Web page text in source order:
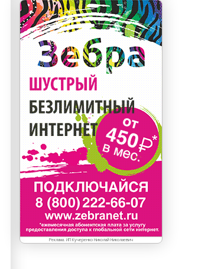
Реклама. ИП Кучеренко Николай Николаевич